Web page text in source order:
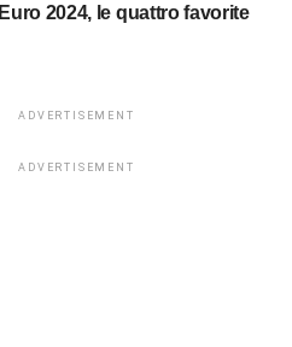
Euro 2024, le quattro favorite
ADVERTISEMENT
ADVERTISEMENT